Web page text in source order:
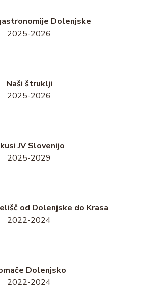
Dolenjske
2025-2026
Naši štruklji
2025-2026
JV Slovenijo
2025-2029
od Dolenjske do Krasa
2022-2024
Dolenjsko
2022-2024